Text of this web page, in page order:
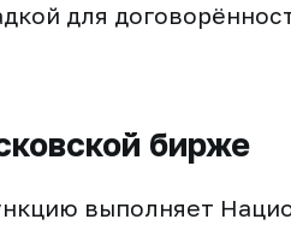
для
бирже
выполняет